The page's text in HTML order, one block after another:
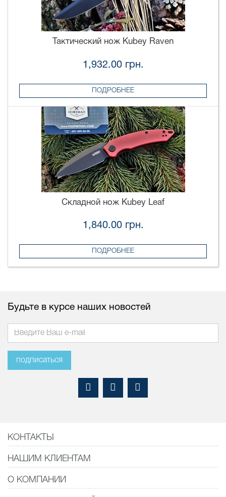
Тактический нож Kubey Raven
1,932.00 грн.
ПОДРОБНЕЕ
Складной нож Kubey Leaf
1,840.00 грн.
ПОДРОБНЕЕ
Будьте в курсе наших новостей
подписаться
КОНТАКТЫ
НАШИМ КЛИЕНТАМ
О КОМПАНИИ